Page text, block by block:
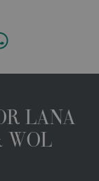
LANA
WOL